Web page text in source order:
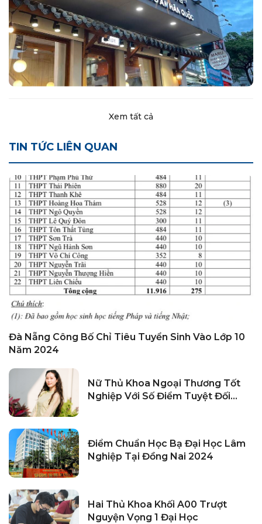
Xem tất cả
TIN TỨC LIÊN QUAN
Đà Nẵng Công Bố Chỉ Tiêu Tuyển Sinh Vào Lớp 10
Năm 2024
Nữ Thủ Khoa Ngoại Thương Tốt
Nghiệp Với Số Điểm Tuyệt Đối
Điểm Chuẩn Học Bạ Đại Học Lâm
Nghiệp Tại Đồng Nai 2024
Hai Thủ Khoa Khối A00 Trượt
Nguyện Vọng 1 Đại Học